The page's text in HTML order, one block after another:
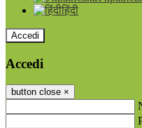
हिंदी
Accedi
Accedi
button close ×